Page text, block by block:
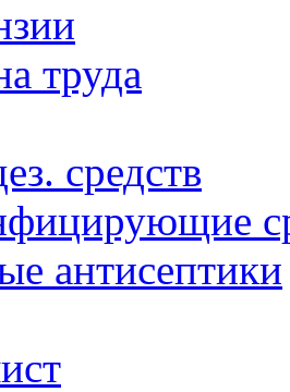
труда
средств
антисептики